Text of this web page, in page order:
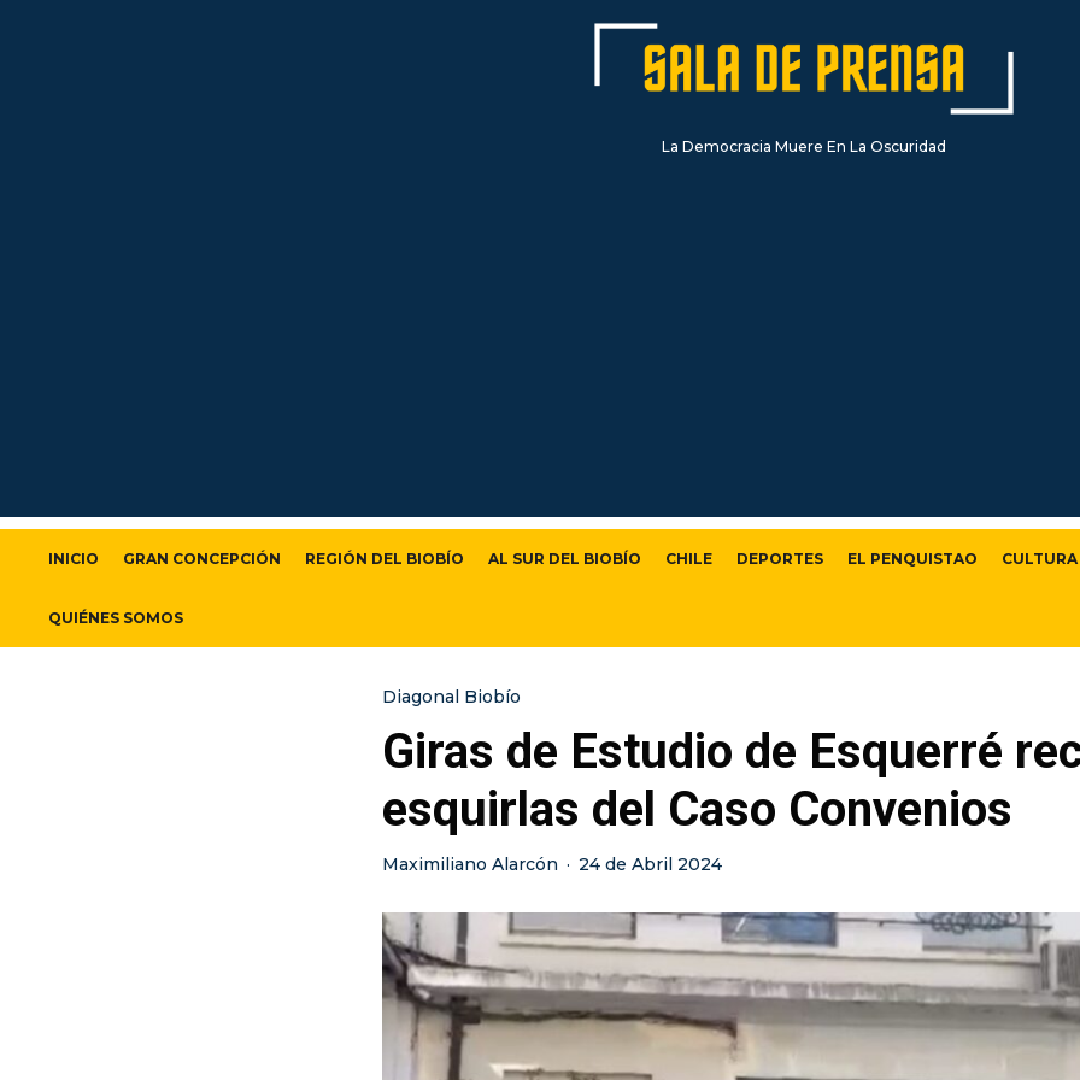
La Democracia Muere En La Oscuridad
INICIO GRAN CONCEPCIÓN REGIÓN DEL BIOBÍO AL SUR DEL BIOBÍO CHILE DEPORTES EL PENQUISTAO CULTURA
QUIÉNES SOMOS
Diagonal Biobío
Giras de Estudio de Esquerré
esquirlas del Caso Convenios
Maximiliano Alarcón · 24 de Abril 2024